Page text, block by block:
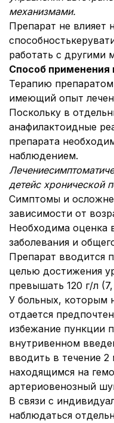
механизмами.
Препарат не влияет
работать с другими
Способ применения
Терапию
имеющий опыт
Поскольку в
анафилактоидные
препарата
наблюдением.
Лечение
детейс хронической
Симптомы и
зависимости от
Необходима оценка
заболевания и
Препарат вводится
целью достижения
превышать 120 г/л
У больных, которым
отдается
избежание пункции
внутривенном
вводить в течение
находящимся на
артериовенозный
В связи с
наблюдаться